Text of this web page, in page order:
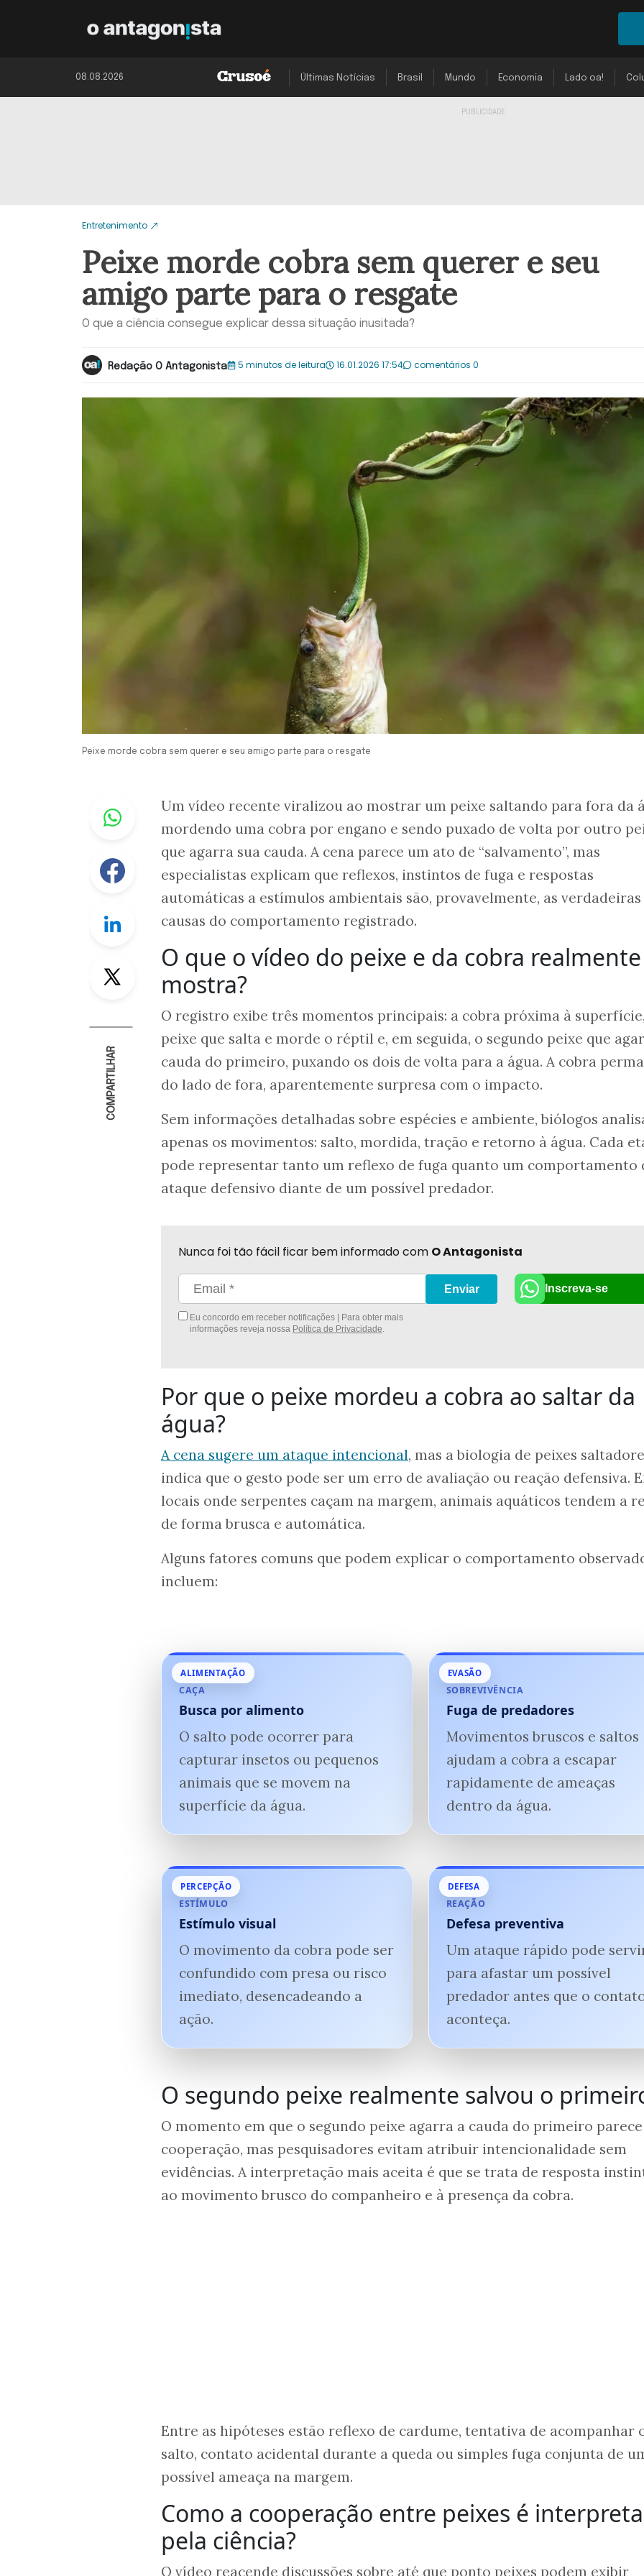
08.08.2026 Últimas Notícias Brasil Mundo Economia Lado oa!
Entretenimento
Peixe morde cobra sem querer e seu
amigo parte para o resgate
O que a ciência consegue explicar dessa situação inusitada?
Redação O Antagonista 5 minutos de leitura 16.01.2026 17:54 comentários 0
Peixe morde cobra sem querer e seu amigo parte para o resgate
Whastapp
Facebook
Twitter
COMPARTILHAR
Um vídeo recente viralizou ao mostrar um peixe saltando para fora da
mordendo uma cobra por engano e sendo puxado de volta por outro
que agarra sua cauda. A cena parece um ato de “salvamento”, mas
especialistas explicam que reflexos, instintos de fuga e respostas
automáticas a estímulos ambientais são, provavelmente, as verdadeiras
causas do comportamento registrado.
O que o vídeo do peixe e da cobra realmente
mostra?
O registro exibe três momentos principais: a cobra próxima à
peixe que salta e morde o réptil e, em seguida, o segundo peixe que
cauda do primeiro, puxando os dois de volta para a água. A cobra
do lado de fora, aparentemente surpresa com o impacto.
Sem informações detalhadas sobre espécies e ambiente, biólogos
apenas os movimentos: salto, mordida, tração e retorno à água. Cada
pode representar tanto um reflexo de fuga quanto um comportamento
ataque defensivo diante de um possível predador.
Nunca foi tão fácil ficar bem informado com O Antagonista
Eu concordo em receber notificações | Para obter mais
informações reveja nossa Política de Privacidade.
Enviar Inscreva-se
Por que o peixe mordeu a cobra ao saltar da
água?
A cena sugere um ataque intencional, mas a biologia de peixes
indica que o gesto pode ser um erro de avaliação ou reação defensiva.
locais onde serpentes caçam na margem, animais aquáticos tendem a
de forma brusca e automática.
Alguns fatores comuns que podem explicar o comportamento
incluem:
ALIMENTAÇÃO
CAÇA
Busca por alimento
O salto pode ocorrer para
capturar insetos ou pequenos
animais que se movem na
superfície da água.
EVASÃO
SOBREVIVÊNCIA
Fuga de predadores
Movimentos bruscos e saltos
ajudam a cobra a escapar
rapidamente de ameaças
dentro da água.
PERCEPÇÃO
ESTÍMULO
Estímulo visual
O movimento da cobra pode ser
confundido com presa ou risco
imediato, desencadeando a
ação.
DEFESA
REAÇÃO
Defesa preventiva
Um ataque rápido pode
para afastar um possível
predador antes que o
aconteça.
O segundo peixe realmente salvou o
O momento em que o segundo peixe agarra a cauda do primeiro parece
cooperação, mas pesquisadores evitam atribuir intencionalidade sem
evidências. A interpretação mais aceita é que se trata de resposta
ao movimento brusco do companheiro e à presença da cobra.
Entre as hipóteses estão reflexo de cardume, tentativa de acompanhar
salto, contato acidental durante a queda ou simples fuga conjunta de
possível ameaça na margem.
Como a cooperação entre peixes é
pela ciência?
O vídeo reacende discussões sobre até que ponto peixes podem exibir